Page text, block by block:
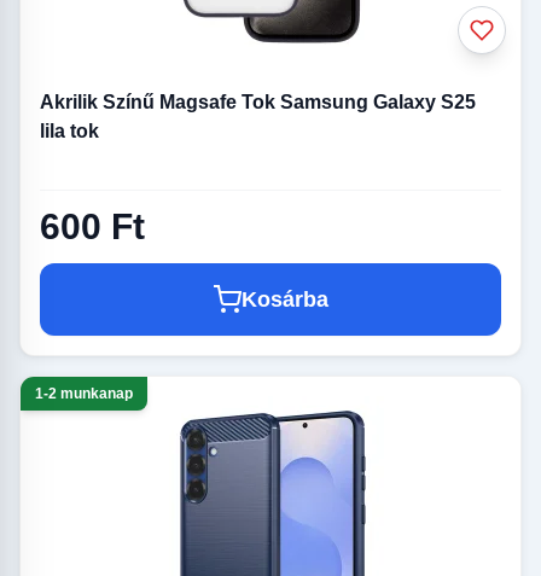
Akrilik Színű Magsafe Tok Samsung Galaxy S25
lila tok
600 Ft
Kosárba
1-2 munkanap